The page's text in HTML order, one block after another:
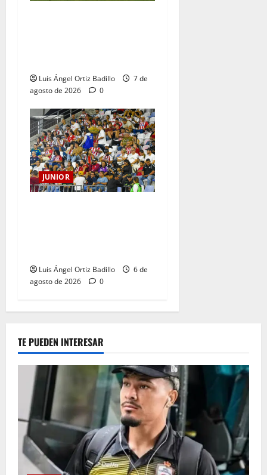
Luis Ángel Ortiz Badillo
7 de
agosto de 2026
0
JUNIOR
Luis Ángel Ortiz Badillo
6 de
agosto de 2026
0
TE PUEDEN INTERESAR